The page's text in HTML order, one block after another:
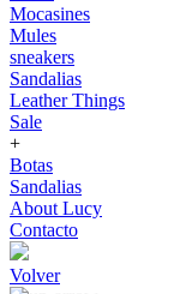
Mocasines
Mules
sneakers
Sandalias
Leather Things
Sale
+
Botas
Sandalias
About Lucy
Contacto
Volver